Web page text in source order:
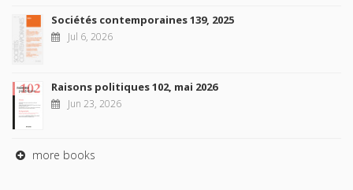
Sociétés contemporaines 139, 2025
Jul 6, 2026
Raisons politiques 102, mai 2026
Jun 23, 2026
more books